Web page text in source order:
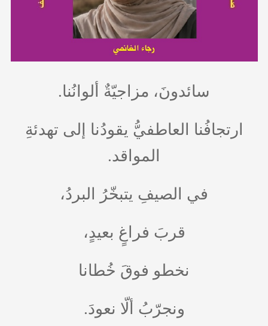
سائدونَ، مزاجيّةٌ ألوانُنا.
ارتجافُنا العاطفيُّ يقودُنا إلى تهدئةِ
المواقد.
في الصيفِ يتبخّرُ البردُ،
قربَ فراغٍ بعيدٍ،
نخطو فوقَ خُطانا
ونجرّبُ ألّا نعودَ.